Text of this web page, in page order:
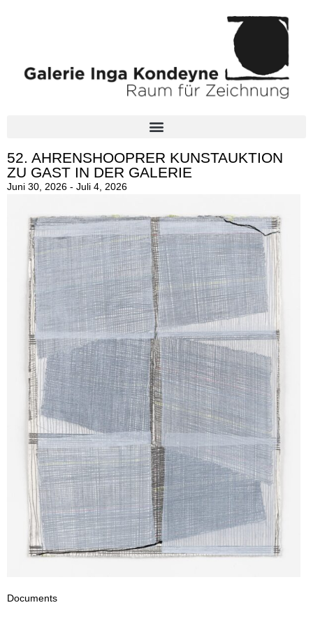
52. AHRENSHOOPRER KUNSTAUKTION
ZU GAST IN DER GALERIE
Juni 30, 2026 - Juli 4, 2026
Documents